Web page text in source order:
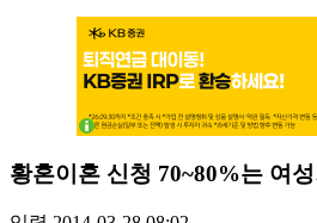
황혼이혼 신청 70~80%는 여